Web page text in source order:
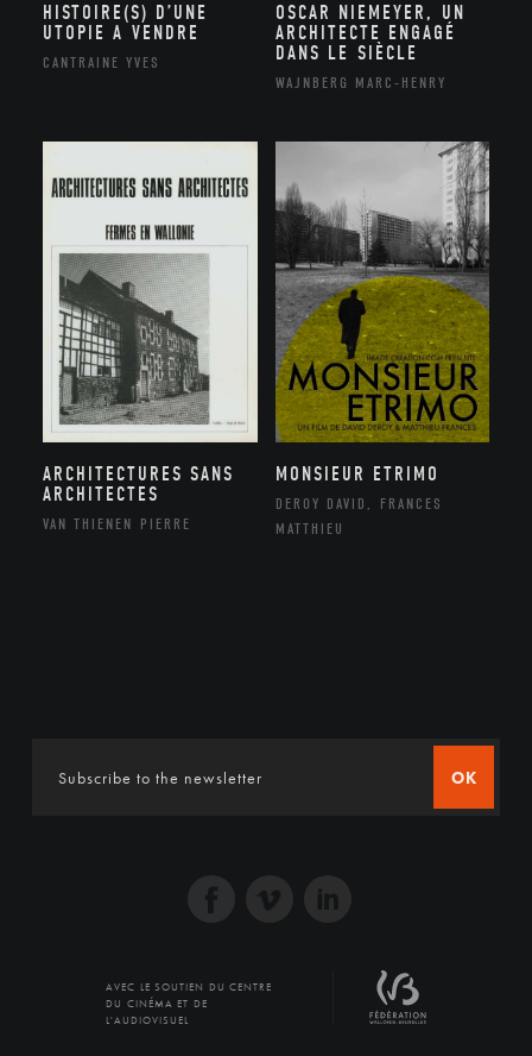
HISTOIRE(S) D’UNE
UTOPIE A VENDRE
CANTRAINE YVES
OSCAR NIEMEYER, UN
ARCHITECTE ENGAGÉ
DANS LE SIÈCLE
WAJNBERG MARC-HENRY
ARCHITECTURES SANS
ARCHITECTES
VAN THIENEN PIERRE
MONSIEUR ETRIMO
DEROY DAVID, FRANCES
MATTHIEU
OK
AVEC LE SOUTIEN DU CENTRE
DU CINÉMA ET DE
L'AUDIOVISUEL